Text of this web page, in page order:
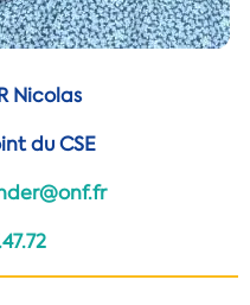
Nicolas
du CSE